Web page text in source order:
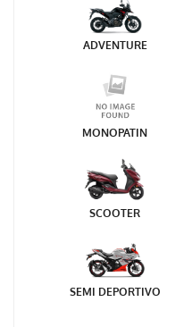
ADVENTURE
MONOPATIN
SCOOTER
SEMI DEPORTIVO